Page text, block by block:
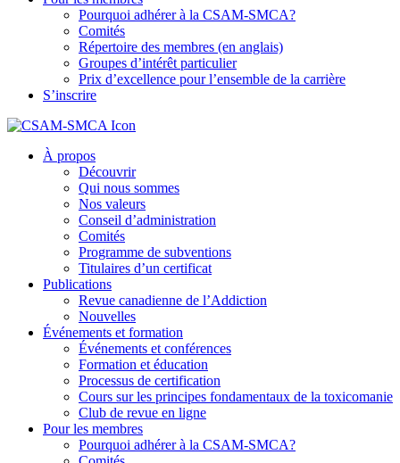
Pourquoi adhérer à la CSAM-SMCA?
Comités
Répertoire des membres (en anglais)
Groupes d’intérêt particulier
Prix d’excellence pour l’ensemble de la carrière
S’inscrire
À propos
Découvrir
Qui nous sommes
Nos valeurs
Conseil d’administration
Comités
Programme de subventions
Titulaires d’un certificat
Publications
Revue canadienne de l’Addiction
Nouvelles
Événements et formation
Événements et conférences
Formation et éducation
Processus de certification
Cours sur les principes fondamentaux de la toxicomanie
Club de revue en ligne
Pour les membres
Pourquoi adhérer à la CSAM-SMCA?